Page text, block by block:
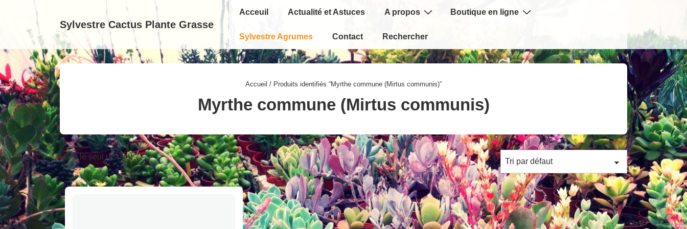
contenu
principal
Sylvestre Cactus Plante Grasse
Main
Acceuil Actualité et Astuces A propos Boutique en ligne
Sylvestre Agrumes Contact Rechercher
Accueil / Produits identifiés “Myrthe commune (Mirtus communis)”
Myrthe commune (Mirtus communis)
Voici le seul résultat